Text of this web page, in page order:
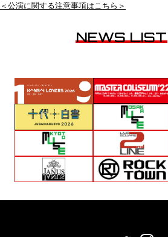
＜公演に関する注意事項はこちら＞
NEWS LIST